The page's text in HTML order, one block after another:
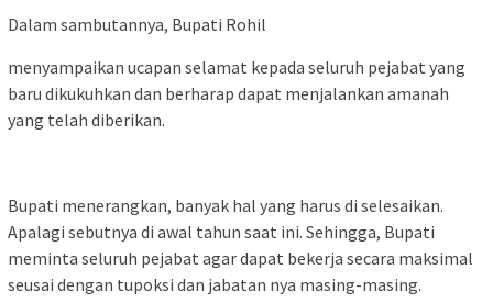
Dalam sambutannya, Bupati Rohil
menyampaikan ucapan selamat kepada seluruh pejabat yang
baru dikukuhkan dan berharap dapat menjalankan amanah
yang telah diberikan.
Bupati menerangkan, banyak hal yang harus di selesaikan.
Apalagi sebutnya di awal tahun saat ini. Sehingga, Bupati
meminta seluruh pejabat agar dapat bekerja secara maksimal
seusai dengan tupoksi dan jabatan nya masing-masing.